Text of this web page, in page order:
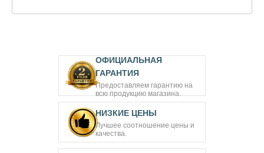
ОФИЦИАЛЬНАЯ
ГАРАНТИЯ
Предоставляем гарантию на
всю продукцию магазина.
НИЗКИЕ ЦЕНЫ
Лучшее соотношение цены и
качества.